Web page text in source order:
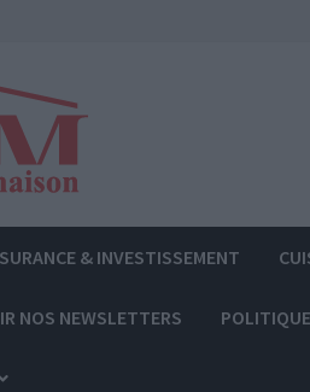
& INVESTISSEMENT
NOS NEWSLETTERS